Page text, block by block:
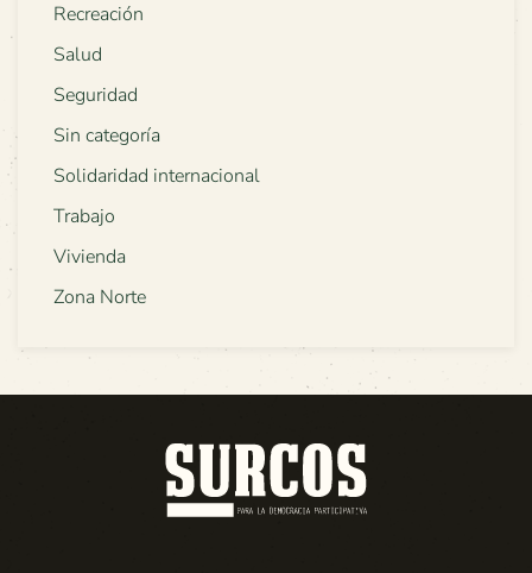
Recreación
Salud
Seguridad
Sin categoría
Solidaridad internacional
Trabajo
Vivienda
Zona Norte